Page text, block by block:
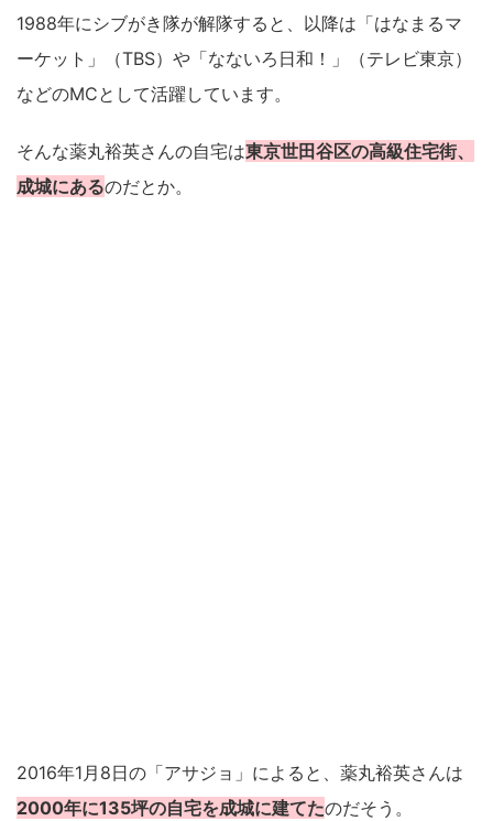
1988年にシブがき隊が解隊すると、以降は「はなまるマ
ーケット」（TBS）や「なないろ日和！」（テレビ東京）
などのMCとして活躍しています。
そんな薬丸裕英さんの自宅は東京世田谷区の高級住宅街、
成城にあるのだとか。
2016年1月8日の「アサジョ」によると、薬丸裕英さんは
2000年に135坪の自宅を成城に建てたのだそう。